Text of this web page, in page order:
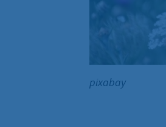
pixabay